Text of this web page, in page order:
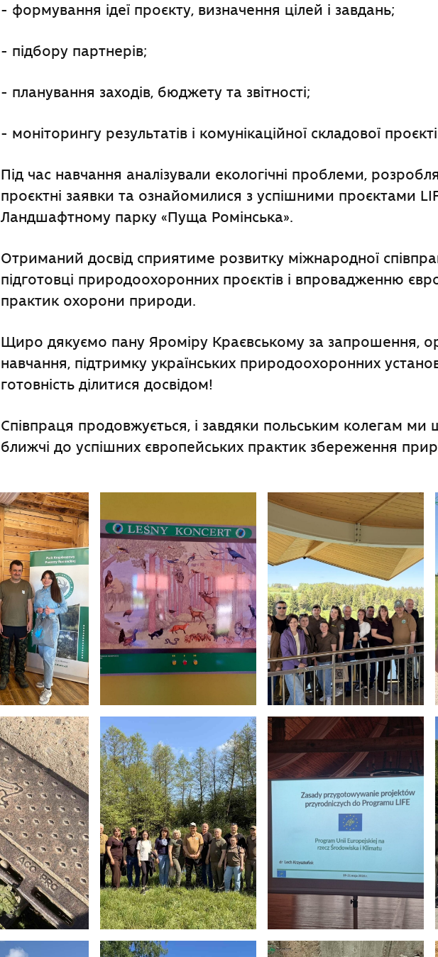
- формування ідеї проєкту, визначення цілей і завдань;
- підбору партнерів;
- планування заходів, бюджету та звітності;
- моніторингу результатів і комунікаційної складової
Під час навчання аналізували екологічні проблеми,
проєктні заявки та ознайомилися з успішними проєктами
Ландшафтному парку «Пуща Ромінська».
Отриманий досвід сприятиме розвитку міжнародної
підготовці природоохоронних проєктів і впровадженню
практик охорони природи.
Щиро дякуємо пану Яроміру Краєвському за запрошення,
навчання, підтримку українських природоохоронних
готовність ділитися досвідом!
Співпраця продовжується, і завдяки польським колегам ми
ближчі до успішних європейських практик збереження